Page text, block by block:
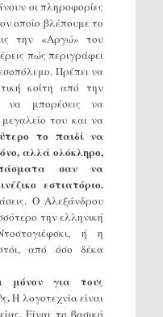
οι πληροφορίες
οποίο βλέπουμε το
την «Αργώ» του
πώς περιγράφει
Πρέπει να
κοίτη από την
μπορέσεις να
του και να
το παιδί να
αλλά ολόκληρο,
σαν να
εστιατόριο.
Ο Αλεξάνδρου
την ελληνική
ή η
από όσο δέκα
μόνον για τους
Η λογοτεχνία είναι
Είναι το βασικό